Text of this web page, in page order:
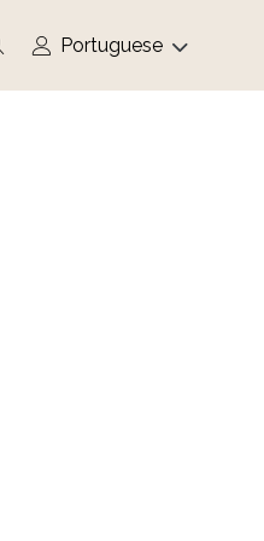
account
Select your language